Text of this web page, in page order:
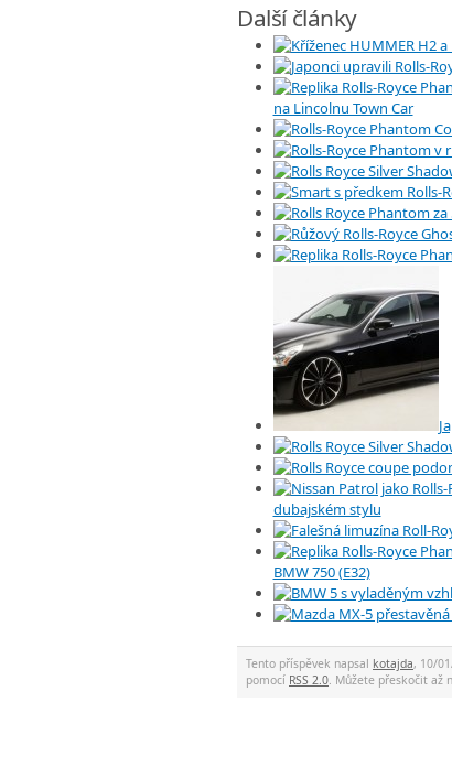
Další články
na Lincolnu Town Car
dubajském stylu
BMW 750 (E32)
Tento příspěvek napsal kotajda, 10/
pomocí RSS 2.0. Můžete přeskočit až